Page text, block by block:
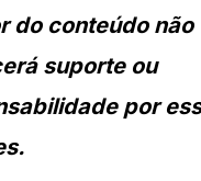
do conteúdo não
suporte ou
por